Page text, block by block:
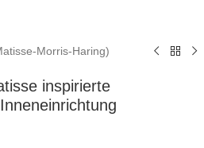
Morris-Haring)
inspirierte